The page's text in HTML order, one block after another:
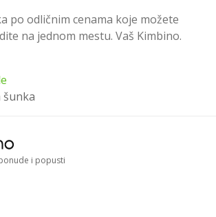
po odličnim cenama koje možete
na jednom mestu. Vaš Kimbino.
šunka
i popusti